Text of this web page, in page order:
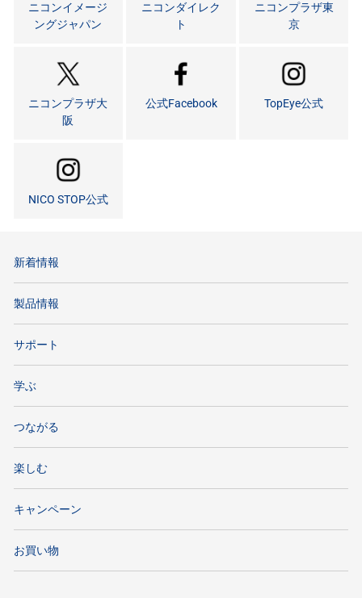
ニコンイメージ
ングジャパン
ニコンダイレク
ト
ニコンプラザ東
京
ニコンプラザ大
阪
公式Facebook TopEye公式
NICO STOP公式
新着情報
製品情報
サポート
学ぶ
つながる
楽しむ
キャンペーン
お買い物